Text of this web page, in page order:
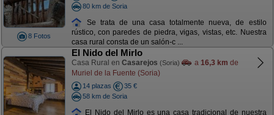
8 Fotos
80 km de Soria
Se trata de una casa totalmente nueva, de estilo
rústico, con paredes de piedra, vigas, vistas, etc. Nuestra
casa rural consta de un salón-c ...
El Nido del Mirlo
Casa Rural en Casarejos (Soria) a 16,3 km de
Muriel de la Fuente (Soria)
14 plazas
35 €
58 km de Soria
El Nido del Mirlo es una casa tradicional de nuestra